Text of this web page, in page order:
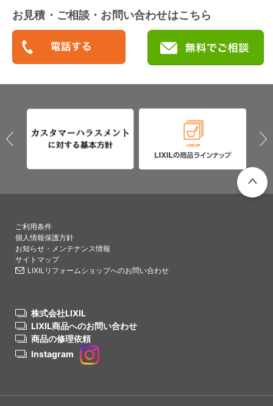
お見積・ご相談・お問い合わせはこちら
ご利用条件
個人情報保護方針
お知らせ・メンテナンス情報
サイトマップ
LIXILリフォームショップへのお問い合わせ
株式会社LIXIL
LIXIL商品へのお問い合わせ
商品の修理依頼
Instagram